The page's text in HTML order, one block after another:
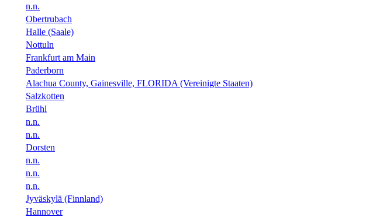
n.n.
Obertrubach
Halle (Saale)
Nottuln
Frankfurt am Main
Paderborn
Alachua County, Gainesville, FLORIDA (Vereinigte Staaten)
Salzkotten
Brühl
n.n.
n.n.
Dorsten
n.n.
n.n.
n.n.
Jyväskylä (Finnland)
Hannover